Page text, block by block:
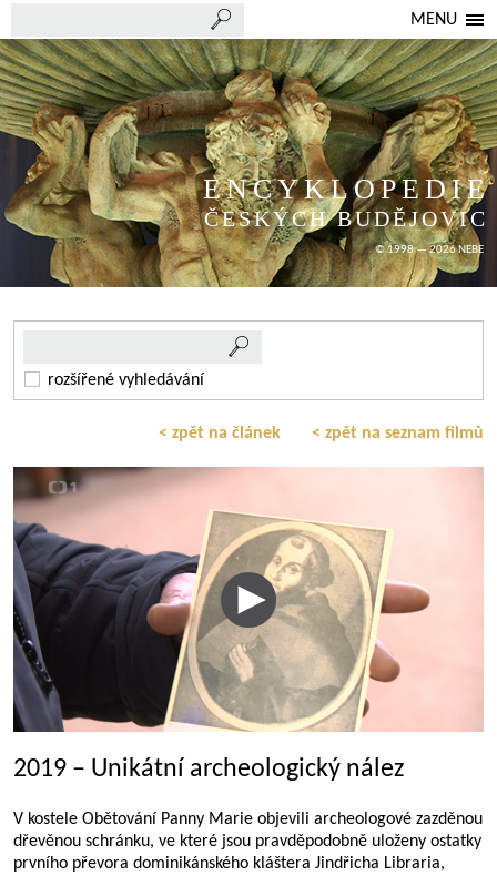
MENU
ENCYKLOPEDIE
ČESKÝCH BUDĚJOVIC
© 1998 — 2026 NEBE
rozšířené vyhledávání
< zpět na článek < zpět na seznam filmů
2019 – Unikátní archeologický nález
V kostele Obětování Panny Marie objevili archeologové zazděnou
dřevěnou schránku, ve které jsou pravděpodobně uloženy ostatky
prvního převora dominikánského kláštera Jindřicha Libraria,